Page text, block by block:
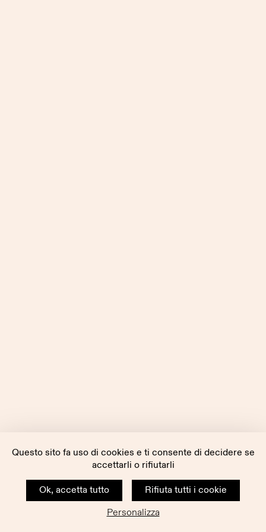
Questo sito fa uso di cookies e ti consente di decidere se
accettarli o rifiutarli
Ok, accetta tutto
Rifiuta tutti i cookie
Personalizza